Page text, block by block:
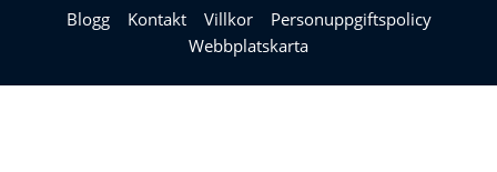
Blogg
Kontakt Villkor
Personuppgiftspolicy
Webbplatskarta